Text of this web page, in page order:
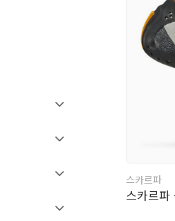
스카르파
스카르